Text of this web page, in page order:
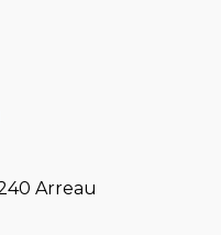
Arreau